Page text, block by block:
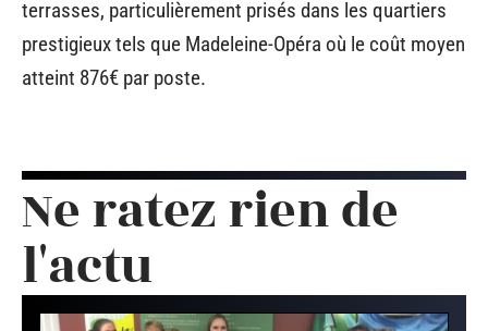
terrasses, particulièrement prisés dans les quartiers
prestigieux tels que Madeleine-Opéra où le coût moyen
atteint 876€ par poste.
Ne ratez rien de
l'actu